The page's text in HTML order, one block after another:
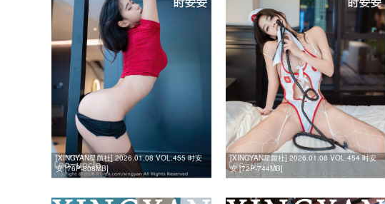
[XINGYAN星颜社] 2026.01.08 VOL.455 时安
安 [76P-808MB]
[XINGYAN星颜社] 2026.01.08 VOL.454 时安
安 [72P-744MB]